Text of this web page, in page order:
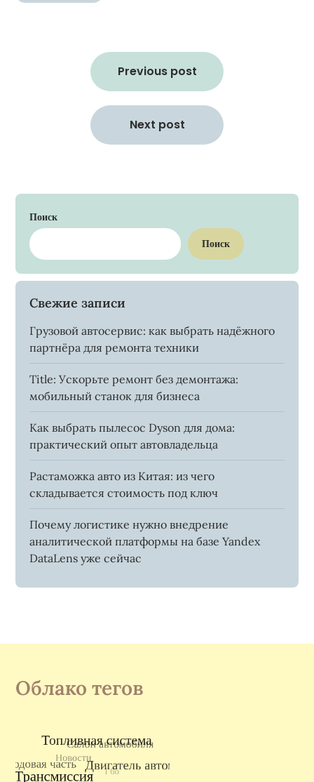
Previous post
Next post
Поиск
Поиск
Свежие записи
Грузовой автосервис: как выбрать надёжного
партнёра для ремонта техники
Title: Ускорьте ремонт без демонтажа:
мобильный станок для бизнеса
Как выбрать пылесос Dyson для дома:
практический опыт автовладельца
Растаможка авто из Китая: из чего
складывается стоимость под ключ
Почему логистике нужно внедрение
аналитической платформы на базе Yandex
DataLens уже сейчас
Облако тегов